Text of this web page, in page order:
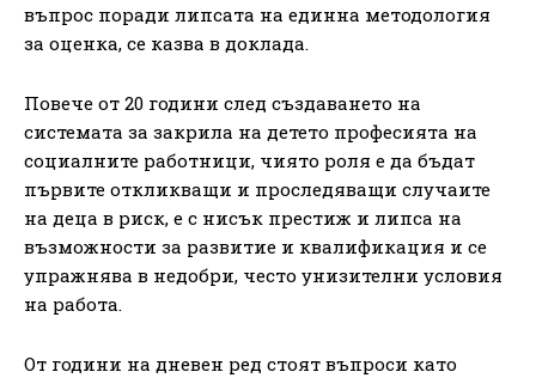
въпрос поради липсата на единна методология
за оценка, се казва в доклада.
Повече от 20 години след създаването на
системата за закрила на детето професията на
социалните работници, чиято роля е да бъдат
първите откликващи и проследяващи случаите
на деца в риск, е с нисък престиж и липса на
възможности за развитие и квалификация и се
упражнява в недобри, често унизителни условия
на работа.
От години на дневен ред стоят въпроси като